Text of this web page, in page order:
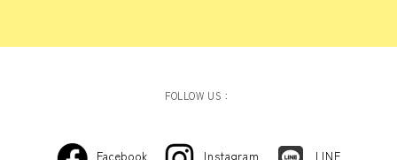
FOLLOW US：
Facebook Instagram LINE